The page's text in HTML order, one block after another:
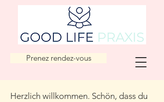
Prenez rendez-vous
Herzlich willkommen. Schön, dass du